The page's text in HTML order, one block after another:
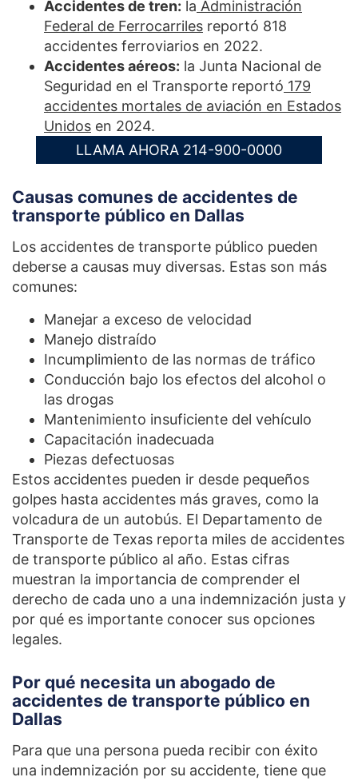
Accidentes de tren: la Administración
Federal de Ferrocarriles reportó 818
accidentes ferroviarios en 2022.
Accidentes aéreos: la Junta Nacional de
Seguridad en el Transporte reportó 179
accidentes mortales de aviación en Estados
Unidos en 2024.
LLAMA AHORA 214-900-0000
Causas comunes de accidentes de
transporte público en Dallas
Los accidentes de transporte público pueden
deberse a causas muy diversas. Estas son más
comunes:
Manejar a exceso de velocidad
Manejo distraído
Incumplimiento de las normas de tráfico
Conducción bajo los efectos del alcohol o
las drogas
Mantenimiento insuficiente del vehículo
Capacitación inadecuada
Piezas defectuosas
Estos accidentes pueden ir desde pequeños
golpes hasta accidentes más graves, como la
volcadura de un autobús. El Departamento de
Transporte de Texas reporta miles de accidentes
de transporte público al año. Estas cifras
muestran la importancia de comprender el
derecho de cada uno a una indemnización justa y
por qué es importante conocer sus opciones
legales.
Por qué necesita un abogado de
accidentes de transporte público en
Dallas
Para que una persona pueda recibir con éxito
una indemnización por su accidente, tiene que